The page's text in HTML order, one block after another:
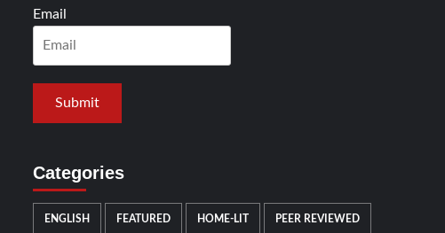
Email
Categories
ENGLISH FEATURED HOME-LIT PEER REVIEWED